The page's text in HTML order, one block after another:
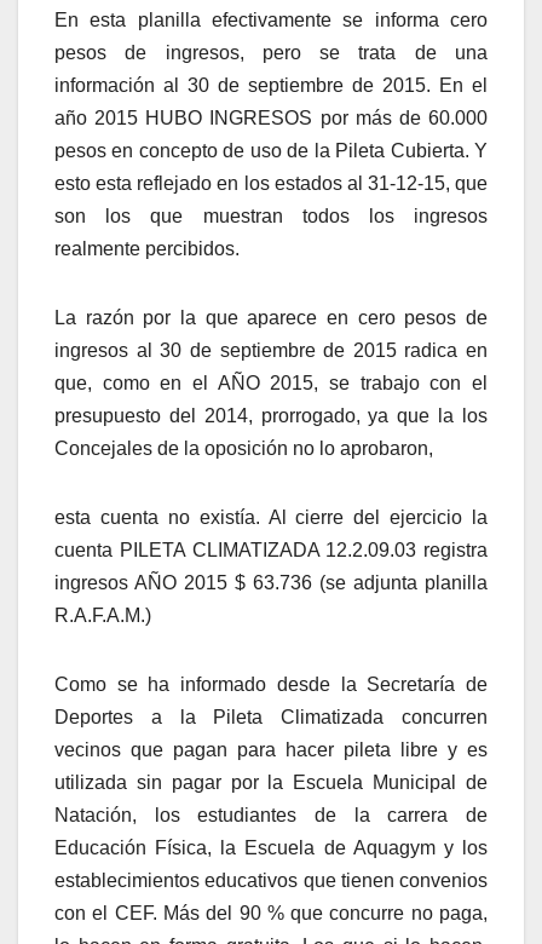
En esta planilla efectivamente se informa cero
pesos de ingresos, pero se trata de una
información al 30 de septiembre de 2015. En el
año 2015 HUBO INGRESOS por más de 60.000
pesos en concepto de uso de la Pileta Cubierta. Y
esto esta reflejado en los estados al 31-12-15, que
son los que muestran todos los ingresos
realmente percibidos.
La razón por la que aparece en cero pesos de
ingresos al 30 de septiembre de 2015 radica en
que, como en el AÑO 2015, se trabajo con el
presupuesto del 2014, prorrogado, ya que la los
Concejales de la oposición no lo aprobaron,
esta cuenta no existía. Al cierre del ejercicio la
cuenta PILETA CLIMATIZADA 12.2.09.03 registra
ingresos AÑO 2015 $ 63.736 (se adjunta planilla
R.A.F.A.M.)
Como se ha informado desde la Secretaría de
Deportes a la Pileta Climatizada concurren
vecinos que pagan para hacer pileta libre y es
utilizada sin pagar por la Escuela Municipal de
Natación, los estudiantes de la carrera de
Educación Física, la Escuela de Aquagym y los
establecimientos educativos que tienen convenios
con el CEF. Más del 90 % que concurre no paga,